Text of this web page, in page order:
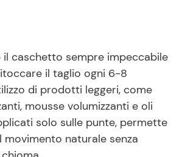
il caschetto sempre impeccabile
il taglio ogni 6-8
di prodotti leggeri, come
mousse volumizzanti e oli
solo sulle punte, permette
movimento naturale senza